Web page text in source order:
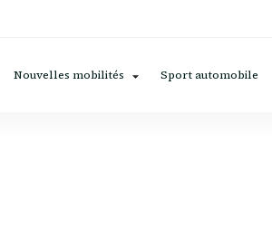
Nouvelles mobilités Sport automobile